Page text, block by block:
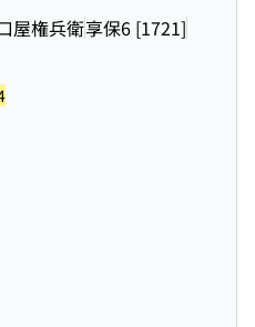
屋権兵衛享保6 [1721]